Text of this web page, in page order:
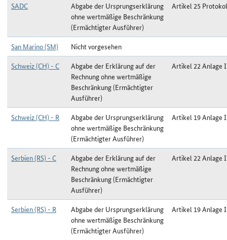
SADC
Abgabe der Ursprungserklärung
ohne wertmäßige Beschränkung
(Ermächtigter Ausführer)
Artikel 25
San Marino (SM)
Nicht vorgesehen
Schweiz (CH) - C
Abgabe der Erklärung auf der
Rechnung ohne wertmäßige
Beschränkung (Ermächtigter
Ausführer)
Artikel 22 Anlage I
Schweiz (CH) - R
Abgabe der Ursprungserklärung
ohne wertmäßige Beschränkung
(Ermächtigter Ausführer)
Artikel 19 Anlage I
Serbien (RS) - C
Abgabe der Erklärung auf der
Rechnung ohne wertmäßige
Beschränkung (Ermächtigter
Ausführer)
Artikel 22 Anlage I
Serbien (RS) - R
Abgabe der Ursprungserklärung
ohne wertmäßige Beschränkung
(Ermächtigter Ausführer)
Artikel 19 Anlage I